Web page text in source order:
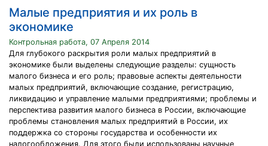
Малые предприятия и их роль в
экономике
Контрольная работа, 07 Апреля 2014
Для глубокого раскрытия роли малых предприятий в
экономике были выделены следующие разделы: сущность
малого бизнеса и его роль; правовые аспекты деятельности
малых предприятий, включающие создание, регистрацию,
ликвидацию и управление малыми предприятиями; проблемы и
перспектива развития малого бизнеса в России, включающие
проблемы становления малых предприятий в России, их
поддержка со стороны государства и особенности их
налогообложения. Для этого были использованы научные